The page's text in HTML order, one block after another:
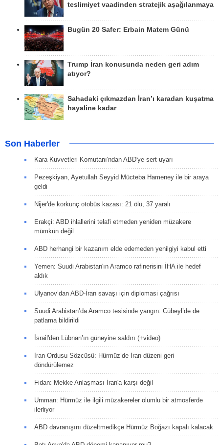
teslimiyet vaadinden stratejik aşağılanmaya
Bugün 20 Safer: Erbain Matem Günü
Trump İran konusunda neden geri adım
atıyor?
Sahadaki çıkmazdan İran’ı karadan kuşatma
hayaline kadar
Son Haberler
Kara Kuvvetleri Komutanı'ndan ABD'ye sert uyarı
Pezeşkiyan, Ayetullah Seyyid Mücteba Hameney ile bir araya
geldi
Nijer'de korkunç otobüs kazası: 21 ölü, 37 yaralı
Erakçi: ABD ihlallerini telafi etmeden yeniden müzakere
mümkün değil
ABD herhangi bir kazanım elde edemeden yenilgiyi kabul etti
Yemen: Suudi Arabistan'ın Aramco rafinerisini İHA ile hedef
aldık
Ulyanov’dan ABD-İran savaşı için diplomasi çağrısı
Suudi Arabistan’da Aramco tesisinde yangın: Cübeyl’de de
patlama bildirildi
İsrail'den Lübnan’ın güneyine saldırı (+video)
İran Ordusu Sözcüsü: Hürmüz’de İran düzeni geri
döndürülemez
Fidan: Mekke Anlaşması İran'a karşı değil
Umman: Hürmüz ile ilgili müzakereler olumlu bir atmosferde
ilerliyor
ABD davranışını düzeltmedikçe Hürmüz Boğazı kapalı kalacak